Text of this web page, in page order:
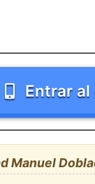
Entrar
Manuel